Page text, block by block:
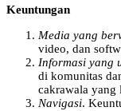
Keuntungan
Media yang
video, dan
Informasi yang
di komunitas
cakrawala yang
Navigasi.